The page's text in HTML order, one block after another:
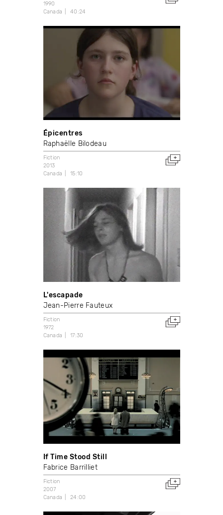
1990
Canada
40:24
Épicentres
Raphaëlle Bilodeau
Fiction
2013
Canada
15:10
L'escapade
Jean-Pierre Fauteux
Fiction
1972
Canada
17:30
If Time Stood Still
Fabrice Barrilliet
Fiction
2007
Canada
24:00